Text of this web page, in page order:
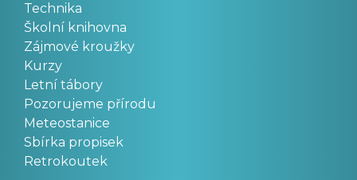
Technika
Školní knihovna
Zájmové kroužky
Kurzy
Letní tábory
Pozorujeme přírodu
Meteostanice
Sbírka propisek
Retrokoutek